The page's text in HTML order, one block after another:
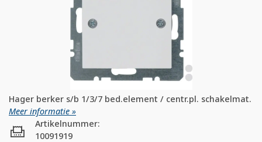
Hager berker s/b 1/3/7 bed.element / centr.pl. schakelmat.
Meer informatie »
Artikelnummer:
10091919